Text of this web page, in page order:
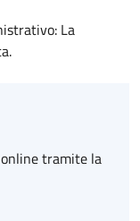
La
tramite la